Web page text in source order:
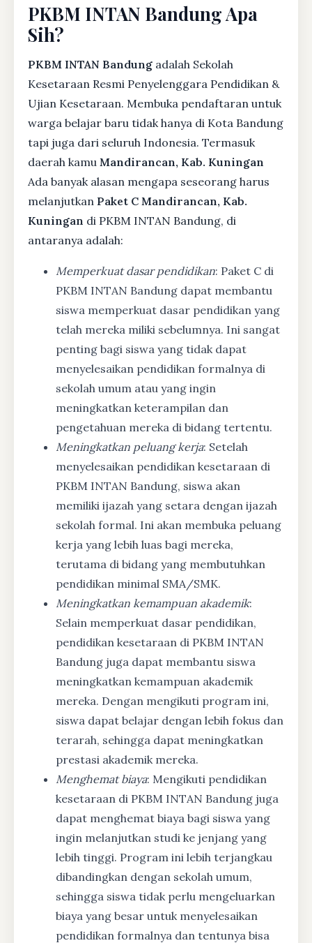
PKBM INTAN Bandung Apa
Sih?
PKBM INTAN Bandung adalah Sekolah
Kesetaraan Resmi Penyelenggara Pendidikan &
Ujian Kesetaraan. Membuka pendaftaran untuk
warga belajar baru tidak hanya di Kota Bandung
tapi juga dari seluruh Indonesia. Termasuk
daerah kamu Mandirancan, Kab. Kuningan
Ada banyak alasan mengapa seseorang harus
melanjutkan Paket C Mandirancan, Kab.
Kuningan di PKBM INTAN Bandung, di
antaranya adalah:
Memperkuat dasar pendidikan: Paket C di
PKBM INTAN Bandung dapat membantu
siswa memperkuat dasar pendidikan yang
telah mereka miliki sebelumnya. Ini sangat
penting bagi siswa yang tidak dapat
menyelesaikan pendidikan formalnya di
sekolah umum atau yang ingin
meningkatkan keterampilan dan
pengetahuan mereka di bidang tertentu.
Meningkatkan peluang kerja: Setelah
menyelesaikan pendidikan kesetaraan di
PKBM INTAN Bandung, siswa akan
memiliki ijazah yang setara dengan ijazah
sekolah formal. Ini akan membuka peluang
kerja yang lebih luas bagi mereka,
terutama di bidang yang membutuhkan
pendidikan minimal SMA/SMK.
Meningkatkan kemampuan akademik:
Selain memperkuat dasar pendidikan,
pendidikan kesetaraan di PKBM INTAN
Bandung juga dapat membantu siswa
meningkatkan kemampuan akademik
mereka. Dengan mengikuti program ini,
siswa dapat belajar dengan lebih fokus dan
terarah, sehingga dapat meningkatkan
prestasi akademik mereka.
Menghemat biaya: Mengikuti pendidikan
kesetaraan di PKBM INTAN Bandung juga
dapat menghemat biaya bagi siswa yang
ingin melanjutkan studi ke jenjang yang
lebih tinggi. Program ini lebih terjangkau
dibandingkan dengan sekolah umum,
sehingga siswa tidak perlu mengeluarkan
biaya yang besar untuk menyelesaikan
pendidikan formalnya dan tentunya bisa